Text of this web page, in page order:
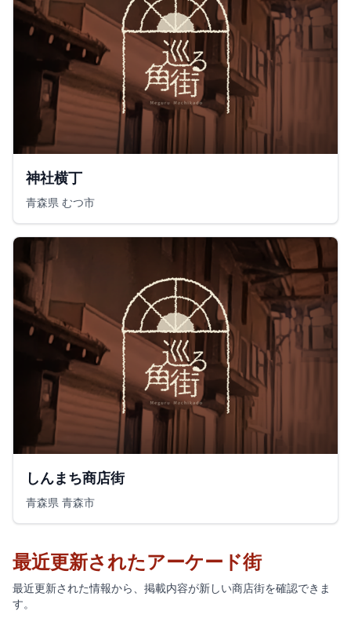
神社横丁
青森県 むつ市
しんまち商店街
青森県 青森市
最近更新されたアーケード街
最近更新された情報から、掲載内容が新しい商店街を確認できま
す。